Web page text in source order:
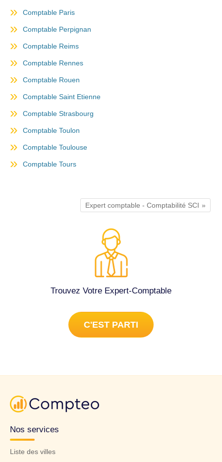
Comptable Paris
Comptable Perpignan
Comptable Reims
Comptable Rennes
Comptable Rouen
Comptable Saint Etienne
Comptable Strasbourg
Comptable Toulon
Comptable Toulouse
Comptable Tours
Expert comptable - Comptabilité SCI
Trouvez Votre Expert-Comptable
C'EST PARTI
Nos services
Liste des villes